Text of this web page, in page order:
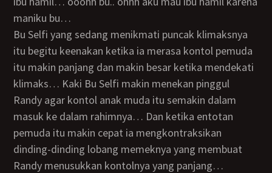
maniku bu…
Bu Selfi yang sedang menikmati puncak klimaksnya
itu begitu keenakan ketika ia merasa kontol pemuda
itu makin panjang dan makin besar ketika mendekati
klimaks… Kaki Bu Selfi makin menekan pinggul
Randy agar kontol anak muda itu semakin dalam
masuk ke dalam rahimnya… Dan ketika entotan
pemuda itu makin cepat ia mengkontraksikan
dinding-dinding lobang memeknya yang membuat
Randy menusukkan kontolnya yang panjang…